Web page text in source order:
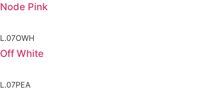
Node Pink
L.07OWH
Off White
L.07PEA